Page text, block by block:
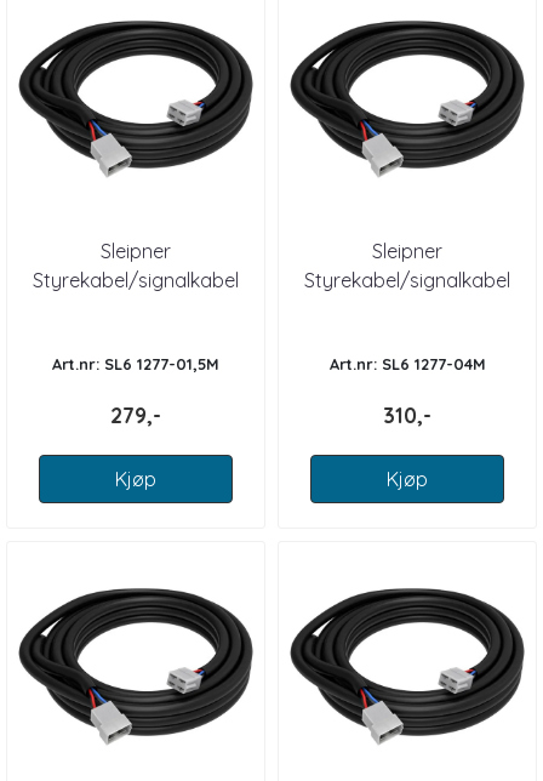
Sleipner
Styrekabel/signalkabel
Art.nr: SL6 1277-01,5M
279,-
Kjøp
Sleipner
Styrekabel/signalkabel
Art.nr: SL6 1277-04M
310,-
Kjøp